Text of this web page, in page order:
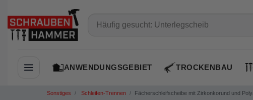
Navigation öffnen
ANWENDUNGSGEBIET TROCKENBAU
Sonstiges Schleifen-Trennen Fächerschleifscheibe mit Zirkonkorund und